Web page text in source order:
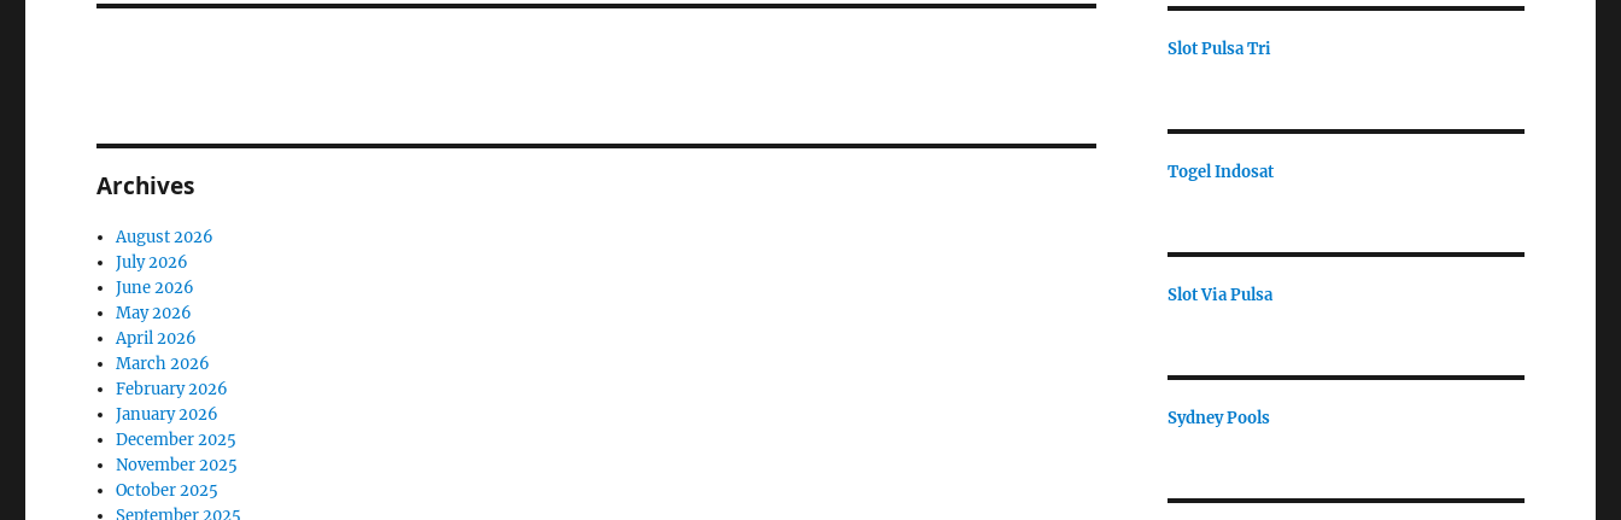
Archives
August 2026
July 2026
June 2026
May 2026
April 2026
March 2026
February 2026
January 2026
December 2025
November 2025
October 2025
September 2025
Slot Pulsa Tri
Togel Indosat
Slot Via Pulsa
Sydney Pools